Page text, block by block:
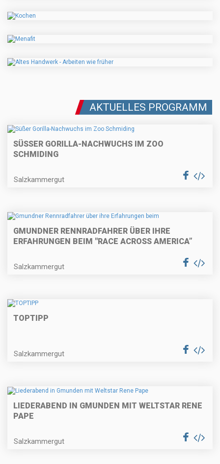
AKTUELLES PROGRAMM
SÜSSER GORILLA-NACHWUCHS IM ZOO S
CHMIDING
Salzkammergut
GMUNDNER RENNRADFAHRER ÜBER IHRE
ERFAHRUNGEN BEIM "RACE ACROSS AMERICA”
Salzkammergut
TOPTIPP
Salzkammergut
LIEDERABEND IN GMUNDEN MIT WELTSTAR RENE
PAPE
Salzkammergut